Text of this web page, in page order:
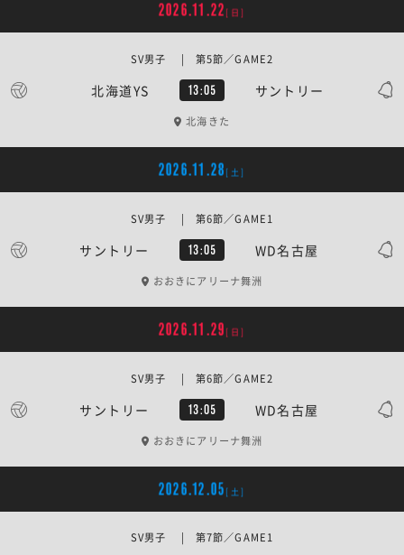
2026.11.22 [日]
北海道YS 13:05 サントリー
SV男子 | 第5節／GAME2
北海きた
2026.11.28 [土]
サントリー 13:05 WD名古屋
SV男子 | 第6節／GAME1
おおきにアリーナ舞洲
2026.11.29 [日]
サントリー 13:05 WD名古屋
SV男子 | 第6節／GAME2
おおきにアリーナ舞洲
2026.12.05 [土]
SV男子 | 第7節／GAME1